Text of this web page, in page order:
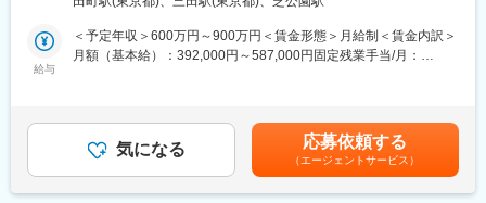
■当社について
電子マネー・クレジット・QR決済などを一括管理できるキャッシ
国内最大級のキャッシュレス決済インフラを展開し、日常の買い
物を支えるサービスに携われる点が魅力です。全国で100万台以
まで、幅広い領域で品質保証をリードしてくださる方を求めてい
ます。
担当プロダクトの品質保証に加えて、関連する他のプロダクトや
システム全体への影響を考慮したテスト計画・設計・実行を行い
し、技術とビジネスの両面からサービスの品質向上に貢献してい
ただきます。
給与
＜予定年収＞600万円～900万円＜賃金形態＞月給制＜賃金内訳＞
月額（基本給）：392,000円～587,000円固定残業手当/月：
能力給+成果変動給＋固定残業代・能力給：能力によって変動・成
果変動給：成果によって変動※固定残業代は「裁量手当」として支
給■昇給：年2回（7月・1月）賃金はあくまでも目安の金額であ
り、選考を通じて上下する可能性があります。月給(月額)は固定手
気になる 応募依頼する
（エージェントサービス）